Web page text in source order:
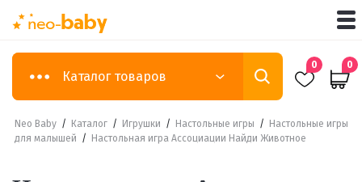
Каталог товаров
0 0
Neo Baby / Каталог / Игрушки / Настольные игры /
Настольные игры
для малышей / Настольная игра Ассоциации Найди Животное